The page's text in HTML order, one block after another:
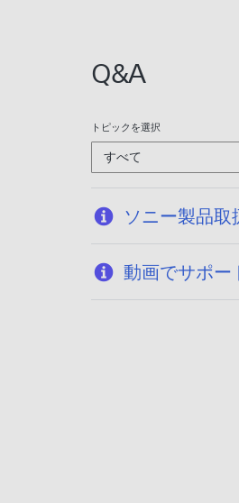
Q&A
トピックを選択
すべて
ソニー製品
動画でサポー